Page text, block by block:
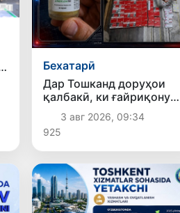
Бехатарӣ
Дар Тошканд доруҳои
қалбакӣ, ки ғайриқонунӣ
аз Русия ворид шуда
буданд, ошкор
гардиданд
3 авг 2026, 09:34
925